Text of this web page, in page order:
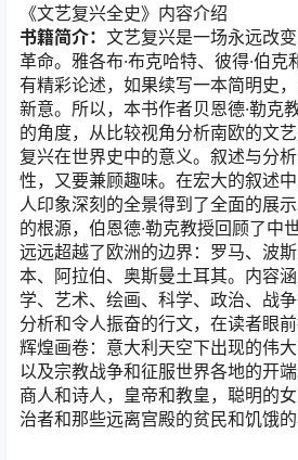
《文艺复兴全史》内容介绍
书籍简介： 文艺复兴是一场永远改
革命。雅各布·布克哈特、彼得·伯克
有精彩论述，如果续写一本简明史
新意。所以，本书作者贝恩德·勒克
的角度，从比较视角分析南欧的文
复兴在世界史中的意义。叙述与分
性，又要兼顾趣味。在宏大的叙述
人印象深刻的全景得到了全面的展
的根源，伯恩德·勒克教授回顾了中
远远超越了欧洲的边界：罗马、波
本、阿拉伯、奥斯曼土耳其。内容
学、艺术、绘画、科学、政治、战
分析和令人振奋的行文，在读者眼
辉煌画卷：意大利天空下出现的伟
以及宗教战争和征服世界各地的开
商人和诗人，皇帝和教皇，聪明的
治者和那些远离宫殿的贫民和饥饿的